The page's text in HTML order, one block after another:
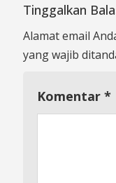
Tinggalkan
Alamat email
yang wajib
Komentar *